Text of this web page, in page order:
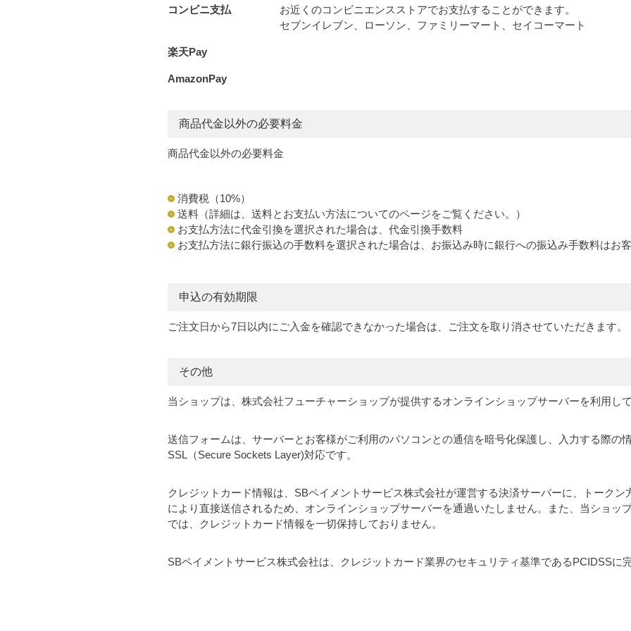
コンビニ支払
お近くのコンビニエンスストアでお支払することができます。
セブンイレブン、ローソン、ファミリーマート、セイコーマート
楽天Pay
AmazonPay
商品代金以外の必要料金
商品代金以外の必要料金
消費税（10%）
送料（詳細は、送料とお支払い方法についてのページをご覧ください。）
お支払方法に代金引換を選択された場合は、代金引換手数料
お支払方法に銀行振込の手数料を選択された場合は、お振込み時に銀行への振込み手数料はお
申込の有効期限
ご注文日から7日以内にご入金を確認できなかった場合は、ご注文を取り消させていただきます。
その他
当ショップは、株式会社フューチャーショップが提供するオンラインショップサーバーを利用して
送信フォームは、サーバーとお客様がご利用のパソコンとの通信を暗号化保護し、入力する際の
SSL（Secure Sockets Layer)対応です。
クレジットカード情報は、SBペイメントサービス株式会社が運営する決済サーバーに、トークン
により直接送信されるため、オンラインショップサーバーを通過いたしません。また、当ショッ
では、クレジットカード情報を一切保持しておりません。
SBペイメントサービス株式会社は、クレジットカード業界のセキュリティ基準であるPCIDSSに